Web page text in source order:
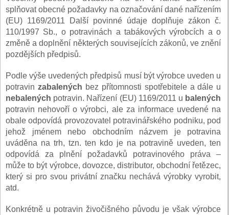
splňovat obecné požadavky na označování dané nařízením
(EU) 1169/2011 Další povinné údaje doplňuje zákon č.
110/1997 Sb., o potravinách a tabákových výrobcích a o
změně a doplnění některých souvisejících zákonů, ve znění
pozdějších předpisů.
Podle výše uvedených předpisů musí být výrobce uveden u
potravin zabalených bez přítomnosti spotřebitele a dále u
nebalených potravin. Nařízení (EU) 1169/2011 u balených
potravin nehovoří o výrobci, ale za informace uvedené na
obale odpovídá provozovatel potravinářského podniku, pod
jehož jménem nebo obchodním názvem je potravina
uváděna na trh, tzn. ten kdo je na potravině uveden, ten
odpovídá za plnění požadavků potravinového práva –
může to být výrobce, dovozce, distributor, obchodní řetězec,
který si pro svou privátní značku nechává výrobky vyrobit,
atd.
Konkrétně u potravin živočišného původu je však výrobce